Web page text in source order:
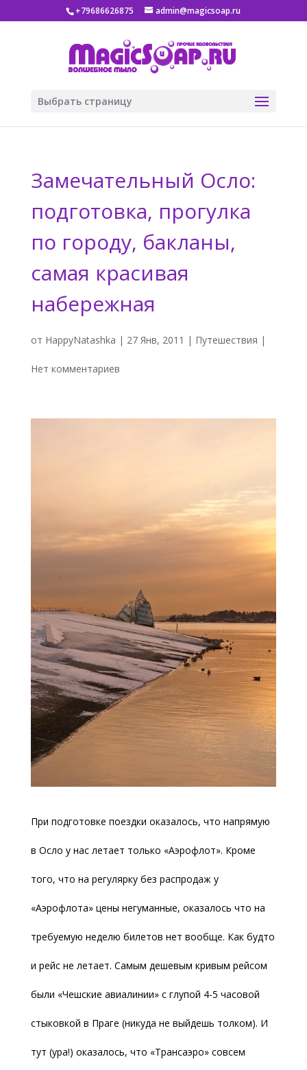
+79686626875 admin@magicsoap.ru
Выбрать страницу
Замечательный Осло:
подготовка, прогулка
по городу, бакланы,
самая красивая
набережная
от HappyNatashka | 27 Янв, 2011 | Путешествия |
Нет комментариев
При подготовке поездки оказалось, что напрямую
в Осло у нас летает только «Аэрофлот». Кроме
того, что на регулярку без распродаж у
«Аэрофлота» цены негуманные, оказалось что на
требуемую неделю билетов нет вообще. Как будто
и рейс не летает. Самым дешевым кривым рейсом
были «Чешские авиалинии» с глупой 4-5 часовой
стыковкой в Праге (никуда не выйдешь толком). И
тут (ура!) оказалось, что «Трансаэро» совсем